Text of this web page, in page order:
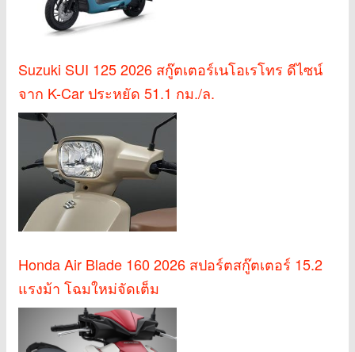
Suzuki SUI 125 2026 สกู๊ตเตอร์เนโอเรโทร ดีไซน์
จาก K-Car ประหยัด 51.1 กม./ล.
Honda Air Blade 160 2026 สปอร์ตสกู๊ตเตอร์ 15.2
แรงม้า โฉมใหม่จัดเต็ม